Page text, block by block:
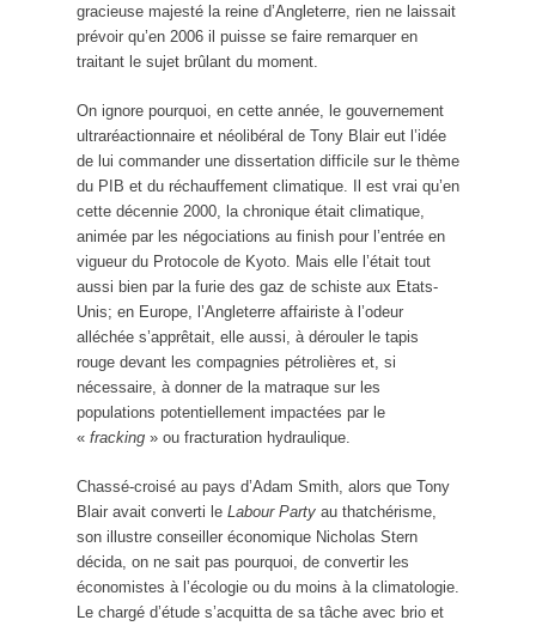
gracieuse majesté la reine d’Angleterre, rien ne laissait
prévoir qu’en 2006 il puisse se faire remarquer en
traitant le sujet brûlant du moment.
On ignore pourquoi, en cette année, le gouvernement
ultraréactionnaire et néolibéral de Tony Blair eut l’idée
de lui commander une dissertation difficile sur le thème
du PIB et du réchauffement climatique. Il est vrai qu’en
cette décennie 2000, la chronique était climatique,
animée par les négociations au finish pour l’entrée en
vigueur du Protocole de Kyoto. Mais elle l’était tout
aussi bien par la furie des gaz de schiste aux Etats-
Unis; en Europe, l’Angleterre affairiste à l’odeur
alléchée s’apprêtait, elle aussi, à dérouler le tapis
rouge devant les compagnies pétrolières et, si
nécessaire, à donner de la matraque sur les
populations potentiellement impactées par le
« fracking » ou fracturation hydraulique.
Chassé-croisé au pays d’Adam Smith, alors que Tony
Blair avait converti le Labour Party au thatchérisme,
son illustre conseiller économique Nicholas Stern
décida, on ne sait pas pourquoi, de convertir les
économistes à l’écologie ou du moins à la climatologie.
Le chargé d’étude s’acquitta de sa tâche avec brio et